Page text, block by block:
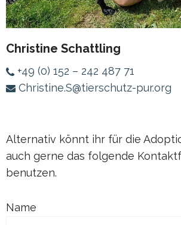
Christine Schattling
+49 (0) 152 – 242 487 71
Christine.S@tierschutz-pur.org
Alternativ könnt ihr für die
auch gerne das folgende
benutzen.
Name